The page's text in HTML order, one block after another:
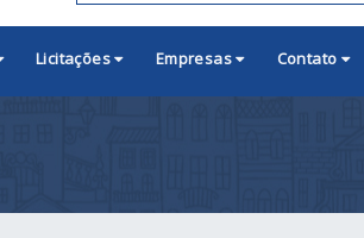
Licitações Empresas Contato